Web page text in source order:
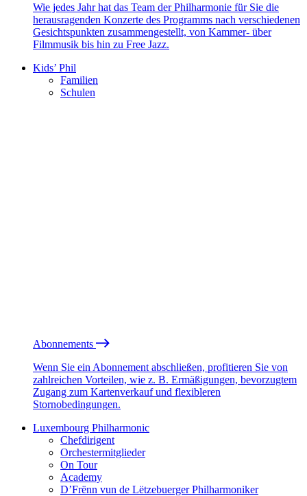
Wie jedes Jahr hat das Team der Philharmonie für Sie die
herausragenden Konzerte des Programms nach verschiedenen
Gesichtspunkten zusammengestellt, von Kammer- über
Filmmusik bis hin zu Free Jazz.
Kids’ Phil
Familien
Schulen
Abonnements
Wenn Sie ein Abonnement abschließen, profitieren Sie von
zahlreichen Vorteilen, wie z. B. Ermäßigungen, bevorzugtem
Zugang zum Kartenverkauf und flexibleren
Stornobedingungen.
Luxembourg Philharmonic
Chefdirigent
Orchestermitglieder
On Tour
Academy
D’Frënn vun de Lëtzebuerger Philharmoniker